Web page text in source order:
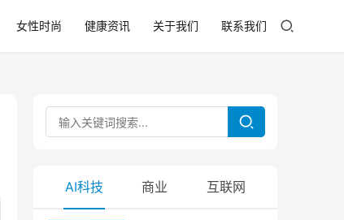
女性时尚 健康资讯 关于我们 联系我们
AI科技 商业 互联网